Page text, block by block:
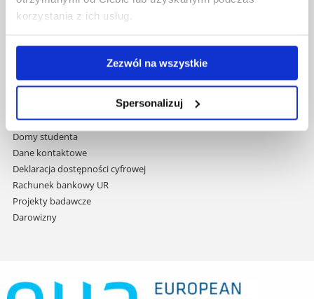
korzystania z ich usług.
Zezwól na wszystkie
Spersonalizuj
do
treści
Covid info
Studia podyplomowe
Projekty współfinansowane przez UE
Projekty realizowane z KPO
Wynajem sal
Domy studenta
Dane kontaktowe
Deklaracja dostępności cyfrowej
Rachunek bankowy UR
Projekty badawcze
Darowizny